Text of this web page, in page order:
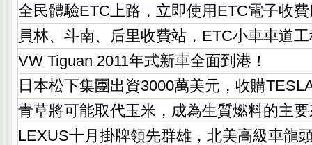
全民體驗ETC上路，立即使用ETC電子收
員林、斗南、后里收費站，ETC小車車道
VW Tiguan 2011年式新車全面到港！
日本松下集團出資3000萬美元，收購
青草將可能取代玉米，成為生質燃料的主
LEXUS十月掛牌領先群雄，北美高級車龍